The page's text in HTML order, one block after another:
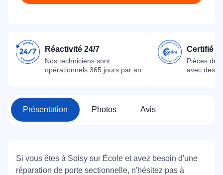
Réactivité 24/7
Nos techniciens sont
opérationnels 365 jours par an
Certifié
Pièces
avec des
Présentation Photos Avis
Si vous êtes à Soisy sur École et avez besoin d'une
réparation de porte sectionnelle, n'hésitez pas à